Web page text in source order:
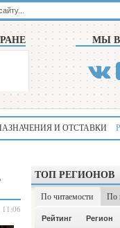
МЫ В
И ОТСТАВКИ
11:06
ТОП РЕГИОНОВ
По читаемости По
Рейтинг Регион